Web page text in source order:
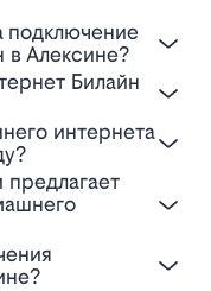
в Алексине?